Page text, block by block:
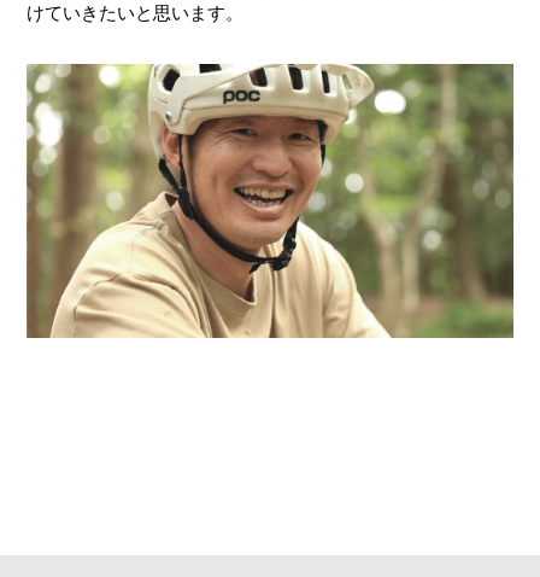
けていきたいと思います。